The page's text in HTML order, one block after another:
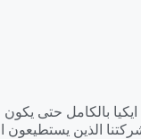
بالكامل حتى
الذين يستطيعون